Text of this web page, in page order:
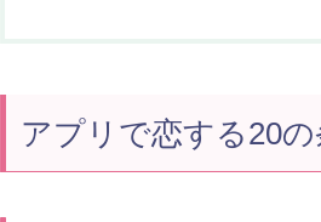
アプリで恋する20